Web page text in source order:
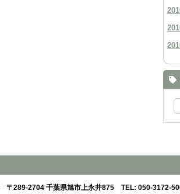
〒289-2704 千葉県旭市上永井875 TEL:050-3172-